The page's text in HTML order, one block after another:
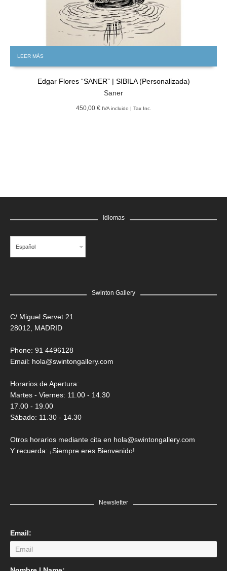
LEER MÁS
Edgar Flores “SANER” | SIBILA (Personalizada)
Saner
450,00 € IVA incluido | Tax Inc.
LEER MÁS
Idiomas
Español
Swinton Gallery
C/ Miguel Servet 21
28012, MADRID
Phone: 91 4496128
Email: hola@swintongallery.com
Horarios de Apertura:
Martes - Viernes: 11.00 - 14.30
17.00 - 19.00
Sábado: 11.30 - 14.30
Otros horarios mediante cita en hola@swintongallery.com
Y recuerda: ¡Siempre eres Bienvenido!
Newsletter
Email: